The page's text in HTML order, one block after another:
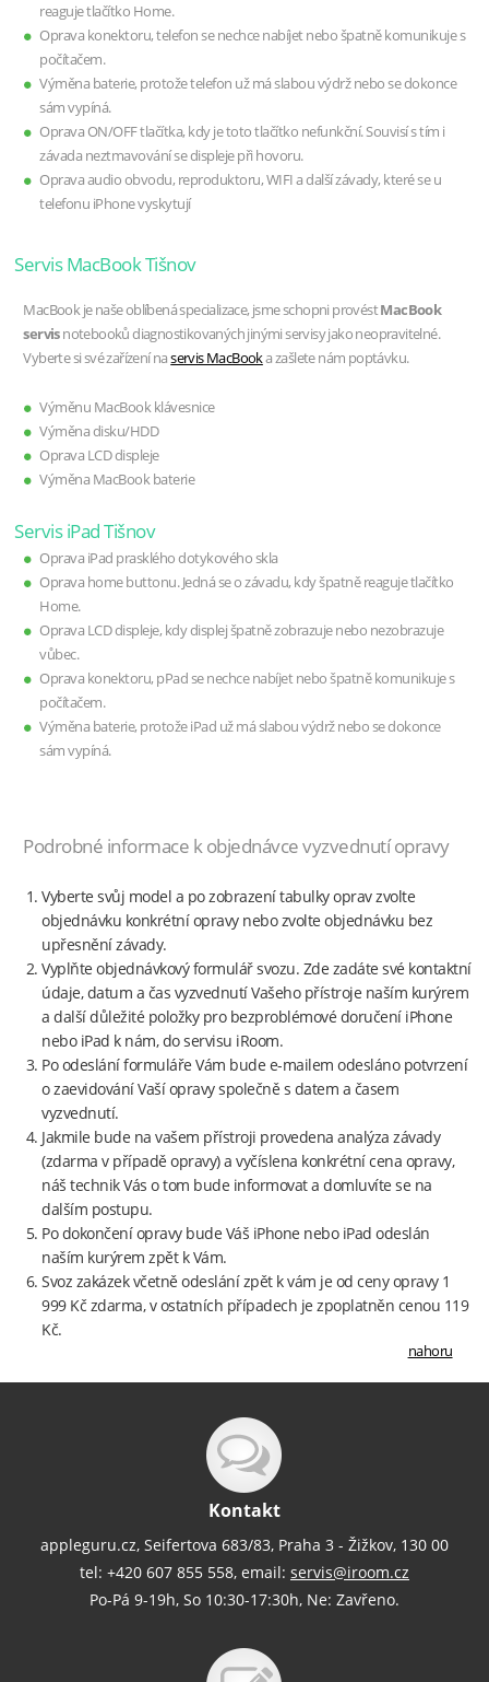
reaguje tlačítko Home.
Oprava konektoru, telefon se nechce nabíjet nebo špatně komunikuje s
počítačem.
Výměna baterie, protože telefon už má slabou výdrž nebo se dokonce
sám vypíná.
Oprava ON/OFF tlačítka, kdy je toto tlačítko nefunkční. Souvisí s tím i
závada neztmavování se displeje při hovoru.
Oprava audio obvodu, reproduktoru, WIFI a další závady, které se u
telefonu iPhone vyskytují
Servis MacBook Tišnov
MacBook je naše oblíbená specializace, jsme schopni provéstMacBook
servisnotebooků diagnostikovaných jinými servisy jako neopravitelné.
Vyberte si své zařízení naservis MacBooka zašlete nám poptávku.
Výměnu MacBook klávesnice
Výměna disku/HDD
Oprava LCD displeje
Výměna MacBook baterie
Servis iPad Tišnov
Oprava iPad prasklého dotykového skla
Oprava home buttonu. Jedná se o závadu, kdy špatně reaguje tlačítko
Home.
Oprava LCD displeje, kdy displej špatně zobrazuje nebo nezobrazuje
vůbec.
Oprava konektoru, pPad se nechce nabíjet nebo špatně komunikuje s
počítačem.
Výměna baterie, protože iPad už má slabou výdrž nebo se dokonce
sám vypíná.
Podrobné informace k objednávce vyzvednutí opravy
Vyberte svůj model a po zobrazení tabulky oprav zvolte
objednávku konkrétní opravy nebo zvolte objednávku bez
upřesnění závady.
Vyplňte objednávkový formulář svozu. Zde zadáte své kontaktní
údaje, datum a čas vyzvednutí Vašeho přístroje naším kurýrem
a další důležité položky pro bezproblémové doručení iPhone
nebo iPad k nám, do servisu iRoom.
Po odeslání formuláře Vám bude e-mailem odesláno potvrzení
o zaevidování Vaší opravy společně s datem a časem
vyzvednutí.
Jakmile bude na vašem přístroji provedena analýza závady
(zdarma v případě opravy) a vyčíslena konkrétní cena opravy,
náš technik Vás o tom bude informovat a domluvíte se na
dalším postupu.
Po dokončení opravy bude Váš iPhone nebo iPad odeslán
naším kurýrem zpět k Vám.
Svoz zakázek včetně odeslání zpět k vám je od ceny opravy 1
999 Kč zdarma, v ostatních případech je zpoplatněn cenou 119
Kč.
nahoru
Kontakt
appleguru.cz, Seifertova 683/83, Praha 3 - Žižkov, 130 00
tel: +420 607 855 558, email: servis@iroom.cz
Po-Pá 9-19h, So 10:30-17:30h, Ne: Zavřeno.